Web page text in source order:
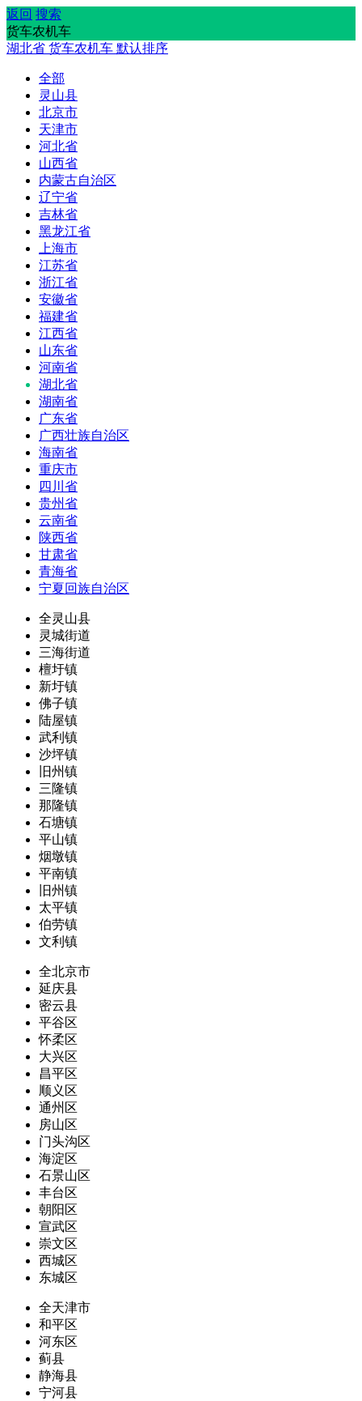
返回 搜索
货车农机车
湖北省 货车农机车 默认排序
全部
灵山县
北京市
天津市
河北省
山西省
内蒙古自治区
辽宁省
吉林省
黑龙江省
上海市
江苏省
浙江省
安徽省
福建省
江西省
山东省
河南省
湖北省
湖南省
广东省
广西壮族自治区
海南省
重庆市
四川省
贵州省
云南省
陕西省
甘肃省
青海省
宁夏回族自治区
全灵山县
灵城街道
三海街道
檀圩镇
新圩镇
佛子镇
陆屋镇
武利镇
沙坪镇
旧州镇
三隆镇
那隆镇
石塘镇
平山镇
烟墩镇
平南镇
旧州镇
太平镇
伯劳镇
文利镇
全北京市
延庆县
密云县
平谷区
怀柔区
大兴区
昌平区
顺义区
通州区
房山区
门头沟区
海淀区
石景山区
丰台区
朝阳区
宣武区
崇文区
西城区
东城区
全天津市
和平区
河东区
蓟县
静海县
宁河县